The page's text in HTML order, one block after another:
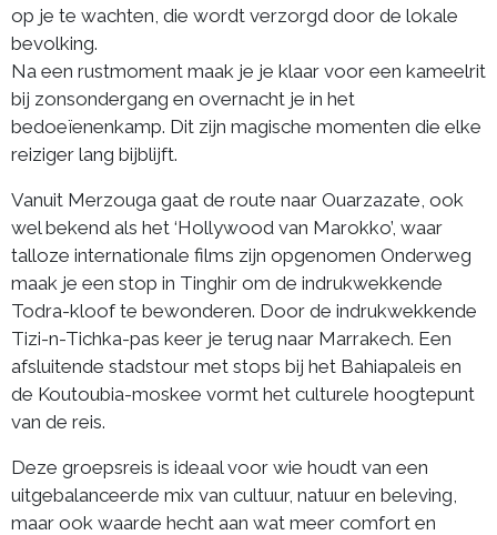
op je te wachten, die wordt verzorgd door de lokale
bevolking.
Na een rustmoment maak je je klaar voor een kameelrit
bij zonsondergang en overnacht je in het
bedoeïenenkamp. Dit zijn magische momenten die elke
reiziger lang bijblijft.
Vanuit Merzouga gaat de route naar Ouarzazate, ook
wel bekend als het ‘Hollywood van Marokko’, waar
talloze internationale films zijn opgenomen Onderweg
maak je een stop in Tinghir om de indrukwekkende
Todra-kloof te bewonderen. Door de indrukwekkende
Tizi-n-Tichka-pas keer je terug naar Marrakech. Een
afsluitende stadstour met stops bij het Bahiapaleis en
de Koutoubia-moskee vormt het culturele hoogtepunt
van de reis.
Deze groepsreis is ideaal voor wie houdt van een
uitgebalanceerde mix van cultuur, natuur en beleving,
maar ook waarde hecht aan wat meer comfort en